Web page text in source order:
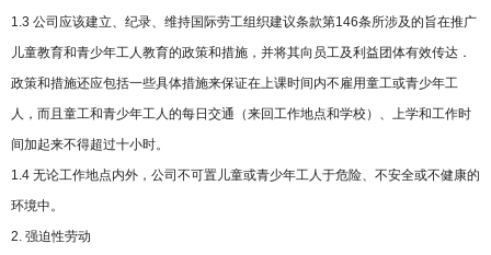
1.3 公司应该建立、纪录、维持国际劳工组织建议条款第146条所涉及的旨在推广
儿童教育和青少年工人教育的政策和措施，并将其向员工及利益团体有效传达．
政策和措施还应包括一些具体措施来保证在上课时间内不雇用童工或青少年工
人，而且童工和青少年工人的每日交通（来回工作地点和学校）、上学和工作时
间加起来不得超过十小时。
1.4 无论工作地点内外，公司不可置儿童或青少年工人于危险、不安全或不健康的
环境中。
2. 强迫性劳动